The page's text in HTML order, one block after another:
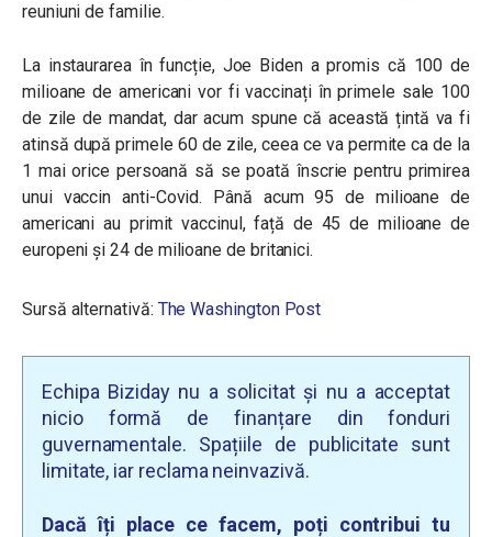
reuniuni de familie.
La instaurarea în funcție, Joe Biden a promis că 100 de
milioane de americani vor fi vaccinați în primele sale 100
de zile de mandat, dar acum spune că această țintă va fi
atinsă după primele 60 de zile, ceea ce va permite ca de la
1 mai orice persoană să se poată înscrie pentru primirea
unui vaccin anti-Covid. Până acum 95 de milioane de
americani au primit vaccinul, față de 45 de milioane de
europeni și 24 de milioane de britanici.
Sursă alternativă: The Washington Post
Echipa Biziday nu a solicitat și nu a acceptat
nicio formă de finanțare din fonduri
guvernamentale. Spațiile de publicitate sunt
limitate, iar reclama neinvazivă.
Dacă îți place ce facem, poți contribui tu